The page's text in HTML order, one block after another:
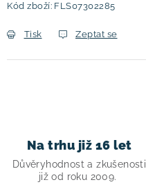
Kód zboží: FLS07302285
Tisk Zeptat se
Na trhu již 16 let
Důvěryhodnost a zkušenosti
již od roku 2009.